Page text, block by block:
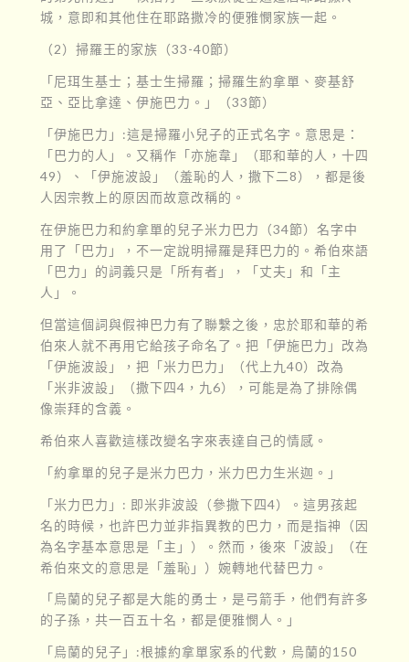
城，意即和其他住在耶路撒冷的便雅憫家族一起。
（2）掃羅王的家族（33-40節）
「尼珥生基士；基士生掃羅；掃羅生約拿單、麥基舒
亞、亞比拿達、伊施巴力。」（33節）
「伊施巴力」:這是掃羅小兒子的正式名字。意思是：
「巴力的人」。又稱作「亦施韋」（耶和華的人，十四
49）、「伊施波設」（羞恥的人，撒下二8），都是後
人因宗教上的原因而故意改稱的。
在伊施巴力和約拿單的兒子米力巴力（34節）名字中
用了「巴力」，不一定說明掃羅是拜巴力的。希伯來語
「巴力」的詞義只是「所有者」，「丈夫」和「主
人」。
但當這個詞與假神巴力有了聯繫之後，忠於耶和華的希
伯來人就不再用它給孩子命名了。把「伊施巴力」改為
「伊施波設」，把「米力巴力」（代上九40）改為
「米非波設」（撒下四4，九6），可能是為了排除偶
像崇拜的含義。
希伯來人喜歡這樣改變名字來表達自己的情感。
「約拿單的兒子是米力巴力，米力巴力生米迦。」
「米力巴力」: 即米非波設（參撒下四4）。這男孩起
名的時候，也許巴力並非指異教的巴力，而是指神（因
為名字基本意思是「主」）。然而，後來「波設」（在
希伯來文的意思是「羞恥」）婉轉地代替巴力。
「烏蘭的兒子都是大能的勇士，是弓箭手，他們有許多
的子孫，共一百五十名，都是便雅憫人。」
「烏蘭的兒子」:根據約拿單家系的代數，烏蘭的150